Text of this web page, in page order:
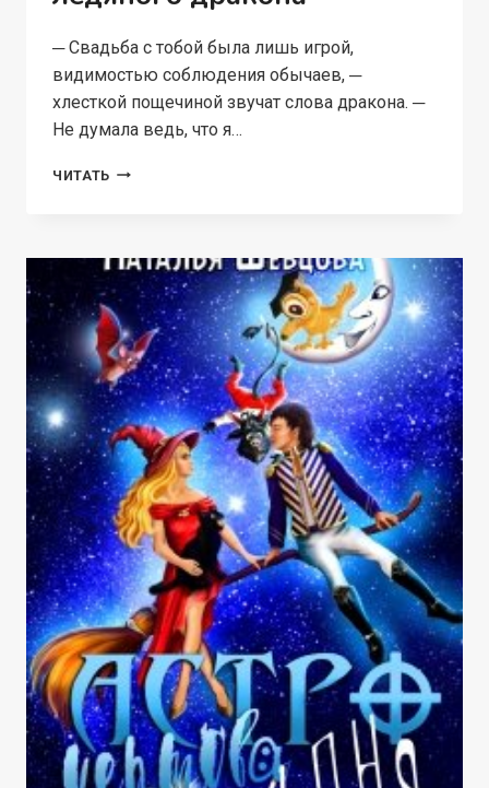
─ Свадьба с тобой была лишь игрой,
видимостью соблюдения обычаев, ─
хлесткой пощечиной звучат слова дракона. ─
Не думала ведь, что я…
ЧИТАТЬ ОТВЕРГНУТАЯ